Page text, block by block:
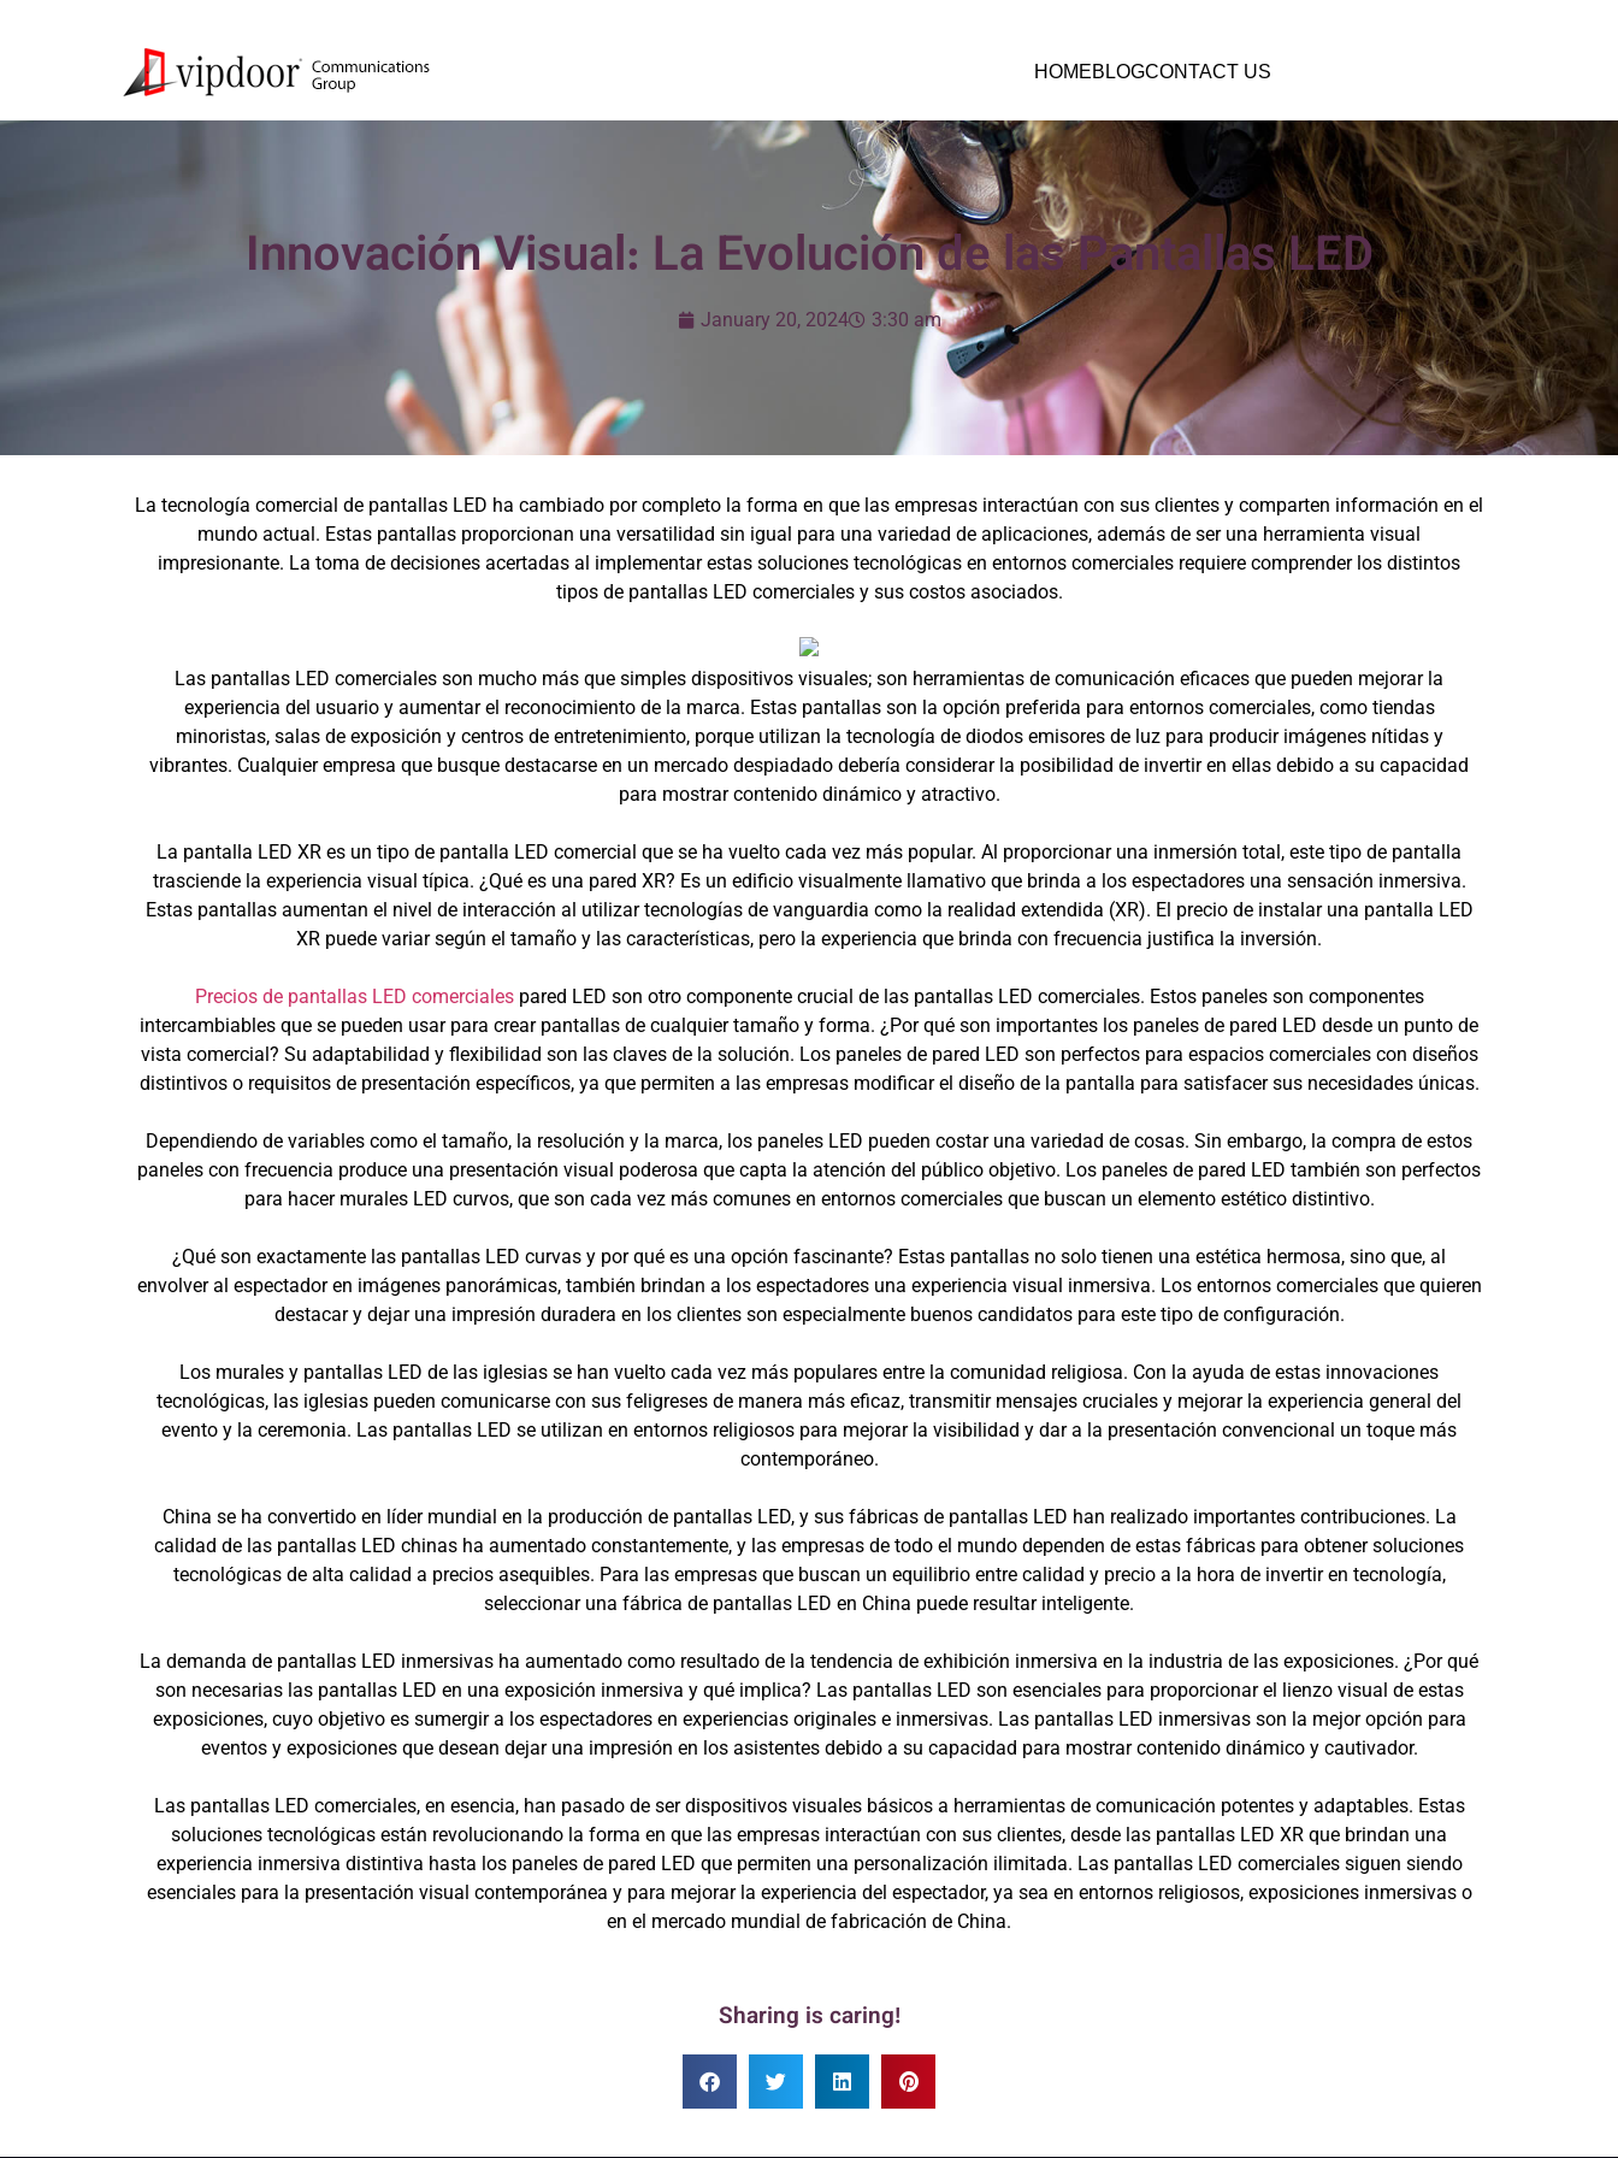
HOMEBLOGCONTACT US
Innovación Visual: La Evolución de las Pantallas LED
January 20, 2024 3:30 am
La tecnología comercial de pantallas LED ha cambiado por completo la forma en que las empresas interactúan con sus clientes y comparten información en el
mundo actual. Estas pantallas proporcionan una versatilidad sin igual para una variedad de aplicaciones, además de ser una herramienta visual
impresionante. La toma de decisiones acertadas al implementar estas soluciones tecnológicas en entornos comerciales requiere comprender los distintos
tipos de pantallas LED comerciales y sus costos asociados.
Las pantallas LED comerciales son mucho más que simples dispositivos visuales; son herramientas de comunicación eficaces que pueden mejorar la
experiencia del usuario y aumentar el reconocimiento de la marca. Estas pantallas son la opción preferida para entornos comerciales, como tiendas
minoristas, salas de exposición y centros de entretenimiento, porque utilizan la tecnología de diodos emisores de luz para producir imágenes nítidas y
vibrantes. Cualquier empresa que busque destacarse en un mercado despiadado debería considerar la posibilidad de invertir en ellas debido a su capacidad
para mostrar contenido dinámico y atractivo.
La pantalla LED XR es un tipo de pantalla LED comercial que se ha vuelto cada vez más popular. Al proporcionar una inmersión total, este tipo de pantalla
trasciende la experiencia visual típica. ¿Qué es una pared XR? Es un edificio visualmente llamativo que brinda a los espectadores una sensación inmersiva.
Estas pantallas aumentan el nivel de interacción al utilizar tecnologías de vanguardia como la realidad extendida (XR). El precio de instalar una pantalla LED
XR puede variar según el tamaño y las características, pero la experiencia que brinda con frecuencia justifica la inversión.
Precios de pantallas LED comercialespared LED son otro componente crucial de las pantallas LED comerciales. Estos paneles son componentes
intercambiables que se pueden usar para crear pantallas de cualquier tamaño y forma. ¿Por qué son importantes los paneles de pared LED desde un punto de
vista comercial? Su adaptabilidad y flexibilidad son las claves de la solución. Los paneles de pared LED son perfectos para espacios comerciales con diseños
distintivos o requisitos de presentación específicos, ya que permiten a las empresas modificar el diseño de la pantalla para satisfacer sus necesidades únicas.
Dependiendo de variables como el tamaño, la resolución y la marca, los paneles LED pueden costar una variedad de cosas. Sin embargo, la compra de estos
paneles con frecuencia produce una presentación visual poderosa que capta la atención del público objetivo. Los paneles de pared LED también son perfectos
para hacer murales LED curvos, que son cada vez más comunes en entornos comerciales que buscan un elemento estético distintivo.
¿Qué son exactamente las pantallas LED curvas y por qué es una opción fascinante? Estas pantallas no solo tienen una estética hermosa, sino que, al
envolver al espectador en imágenes panorámicas, también brindan a los espectadores una experiencia visual inmersiva. Los entornos comerciales que quieren
destacar y dejar una impresión duradera en los clientes son especialmente buenos candidatos para este tipo de configuración.
Los murales y pantallas LED de las iglesias se han vuelto cada vez más populares entre la comunidad religiosa. Con la ayuda de estas innovaciones
tecnológicas, las iglesias pueden comunicarse con sus feligreses de manera más eficaz, transmitir mensajes cruciales y mejorar la experiencia general del
evento y la ceremonia. Las pantallas LED se utilizan en entornos religiosos para mejorar la visibilidad y dar a la presentación convencional un toque más
contemporáneo.
China se ha convertido en líder mundial en la producción de pantallas LED, y sus fábricas de pantallas LED han realizado importantes contribuciones. La
calidad de las pantallas LED chinas ha aumentado constantemente, y las empresas de todo el mundo dependen de estas fábricas para obtener soluciones
tecnológicas de alta calidad a precios asequibles. Para las empresas que buscan un equilibrio entre calidad y precio a la hora de invertir en tecnología,
seleccionar una fábrica de pantallas LED en China puede resultar inteligente.
La demanda de pantallas LED inmersivas ha aumentado como resultado de la tendencia de exhibición inmersiva en la industria de las exposiciones. ¿Por qué
son necesarias las pantallas LED en una exposición inmersiva y qué implica? Las pantallas LED son esenciales para proporcionar el lienzo visual de estas
exposiciones, cuyo objetivo es sumergir a los espectadores en experiencias originales e inmersivas. Las pantallas LED inmersivas son la mejor opción para
eventos y exposiciones que desean dejar una impresión en los asistentes debido a su capacidad para mostrar contenido dinámico y cautivador.
Las pantallas LED comerciales, en esencia, han pasado de ser dispositivos visuales básicos a herramientas de comunicación potentes y adaptables. Estas
soluciones tecnológicas están revolucionando la forma en que las empresas interactúan con sus clientes, desde las pantallas LED XR que brindan una
experiencia inmersiva distintiva hasta los paneles de pared LED que permiten una personalización ilimitada. Las pantallas LED comerciales siguen siendo
esenciales para la presentación visual contemporánea y para mejorar la experiencia del espectador, ya sea en entornos religiosos, exposiciones inmersivas o
en el mercado mundial de fabricación de China.
Sharing is caring!